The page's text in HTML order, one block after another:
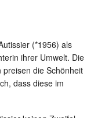
(*1956) als
ihrer Umwelt. Die
die Schönheit
dass diese im